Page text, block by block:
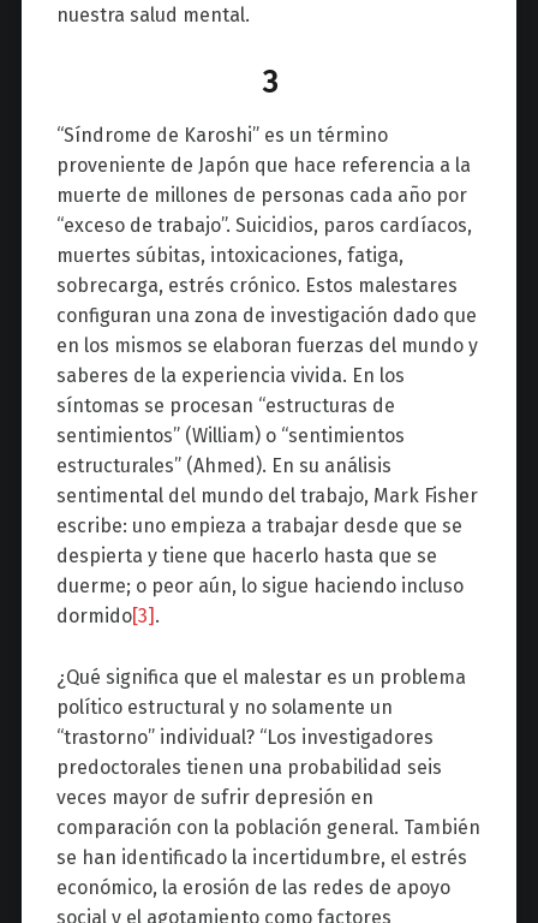
nuestra salud mental.
3
“Síndrome de Karoshi” es un término
proveniente de Japón que hace referencia a la
muerte de millones de personas cada año por
“exceso de trabajo”. Suicidios, paros cardíacos,
muertes súbitas, intoxicaciones, fatiga,
sobrecarga, estrés crónico. Estos malestares
configuran una zona de investigación dado que
en los mismos se elaboran fuerzas del mundo y
saberes de la experiencia vivida. En los
síntomas se procesan “estructuras de
sentimientos” (William) o “sentimientos
estructurales” (Ahmed). En su análisis
sentimental del mundo del trabajo, Mark Fisher
escribe: uno empieza a trabajar desde que se
despierta y tiene que hacerlo hasta que se
duerme; o peor aún, lo sigue haciendo incluso
dormido[3] .
¿Qué significa que el malestar es un problema
político estructural y no solamente un
“trastorno” individual? “Los investigadores
predoctorales tienen una probabilidad seis
veces mayor de sufrir depresión en
comparación con la población general. También
se han identificado la incertidumbre, el estrés
económico, la erosión de las redes de apoyo
social y el agotamiento como factores